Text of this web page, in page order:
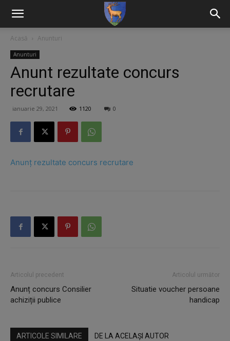
Acasă Anunturi
Anunturi
Anunt rezultate concurs
recrutare
ianuarie 29, 2021 1120 0
Anunț rezultate concurs recrutare
Articolul precedent
Anunț concurs Consilier
achiziții publice
Articolul următor
Situatie voucher persoane
handicap
ARTICOLE SIMILARE DE LA ACELAȘI AUTOR